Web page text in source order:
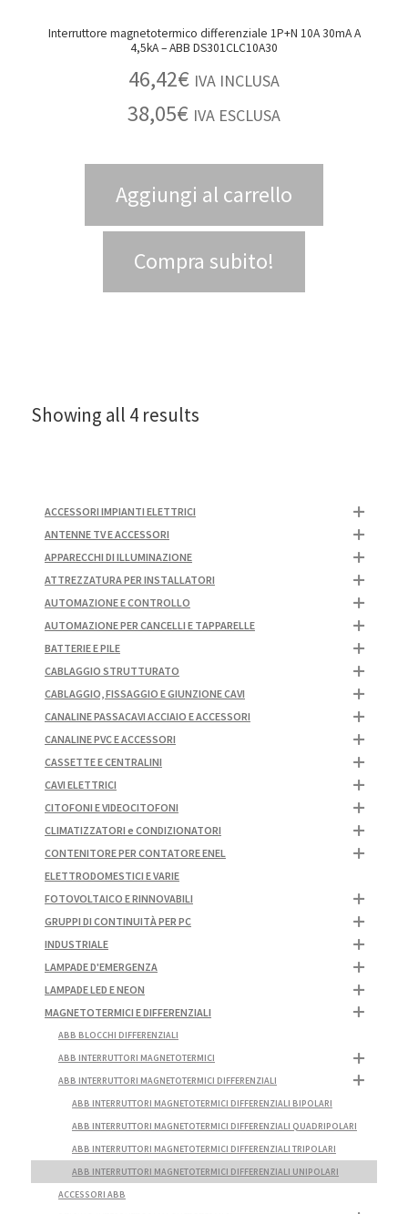
Interruttore magnetotermico differenziale 1P+N 10A 30mA A
4,5kA – ABB DS301CLC10A30
46,42€ IVA INCLUSA
38,05€ IVA ESCLUSA
Aggiungi al carrello
Compra subito!
Showing all 4 results
ACCESSORI IMPIANTI ELETTRICI
ANTENNE TV E ACCESSORI
APPARECCHI DI ILLUMINAZIONE
ATTREZZATURA PER INSTALLATORI
AUTOMAZIONE E CONTROLLO
AUTOMAZIONE PER CANCELLI E TAPPARELLE
BATTERIE E PILE
CABLAGGIO STRUTTURATO
CABLAGGIO, FISSAGGIO E GIUNZIONE CAVI
CANALINE PASSACAVI ACCIAIO E ACCESSORI
CANALINE PVC E ACCESSORI
CASSETTE E CENTRALINI
CAVI ELETTRICI
CITOFONI E VIDEOCITOFONI
CLIMATIZZATORI e CONDIZIONATORI
CONTENITORE PER CONTATORE ENEL
ELETTRODOMESTICI E VARIE
FOTOVOLTAICO E RINNOVABILI
GRUPPI DI CONTINUITÀ PER PC
INDUSTRIALE
LAMPADE D'EMERGENZA
LAMPADE LED E NEON
MAGNETOTERMICI E DIFFERENZIALI
ABB BLOCCHI DIFFERENZIALI
ABB INTERRUTTORI MAGNETOTERMICI
ABB INTERRUTTORI MAGNETOTERMICI DIFFERENZIALI
ABB INTERRUTTORI MAGNETOTERMICI DIFFERENZIALI BIPOLARI
ABB INTERRUTTORI MAGNETOTERMICI DIFFERENZIALI QUADRIPOLARI
ABB INTERRUTTORI MAGNETOTERMICI DIFFERENZIALI TRIPOLARI
ABB INTERRUTTORI MAGNETOTERMICI DIFFERENZIALI UNIPOLARI
ACCESSORI ABB